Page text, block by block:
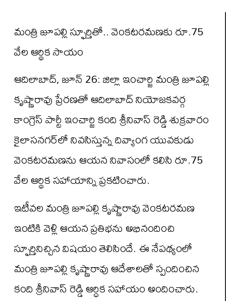
మంత్రి జూపల్లి స్ఫూర్తితో.. వెంకటరమణకు రూ.75
వేల ఆర్థిక సాయం
ఆదిలాబాద్, జూన్ 26: జిల్లా ఇంచార్జి మంత్రి జూపల్లి
కృష్ణారావు ప్రేరణతో ఆదిలాబాద్ నియోజకవర్గ
కాంగ్రెస్ పార్టీ ఇంచార్జి కంది శ్రీనివాస్ రెడ్డి శుక్రవారం
కైలాసనగర్‌లో నివసిస్తున్న దివ్యాంగ యువకుడు
వెంకటరమణను ఆయన నివాసంలో కలిసి రూ.75
వేల ఆర్థిక సహాయాన్ని ప్రకటించారు.
ఇటీవల మంత్రి జూపల్లి కృష్ణారావు వెంకటరమణ
ఇంటికి వెళ్లి ఆయన ప్రతిభను అభినందించి
స్ఫూర్తినిచ్చిన విషయం తెలిసిందే. ఈ నేపథ్యంలో
మంత్రి జూపల్లి కృష్ణారావు ఆదేశాలతో స్పందించిన
కంది శ్రీనివాస్ రెడ్డి ఆర్ధిక సహాయం అందించారు.